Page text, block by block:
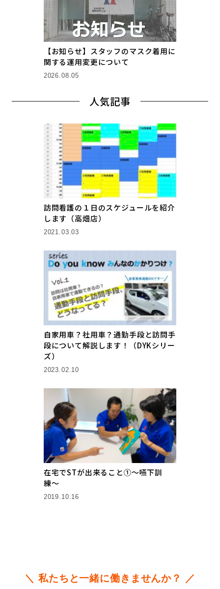
【お知らせ】スタッフのマスク着用に
関する運用変更について
2026.08.05
人気記事
訪問看護の１日のスケジュールを紹介
します（高畑店）
2021.03.03
自家用車？社用車？通勤手段と訪問手
段について解説します！（DYKシリー
ズ）
2023.02.10
在宅でSTが出来ること①〜嚥下訓
練〜
2019.10.16
＼ 私たちと一緒に働きませんか？ ／